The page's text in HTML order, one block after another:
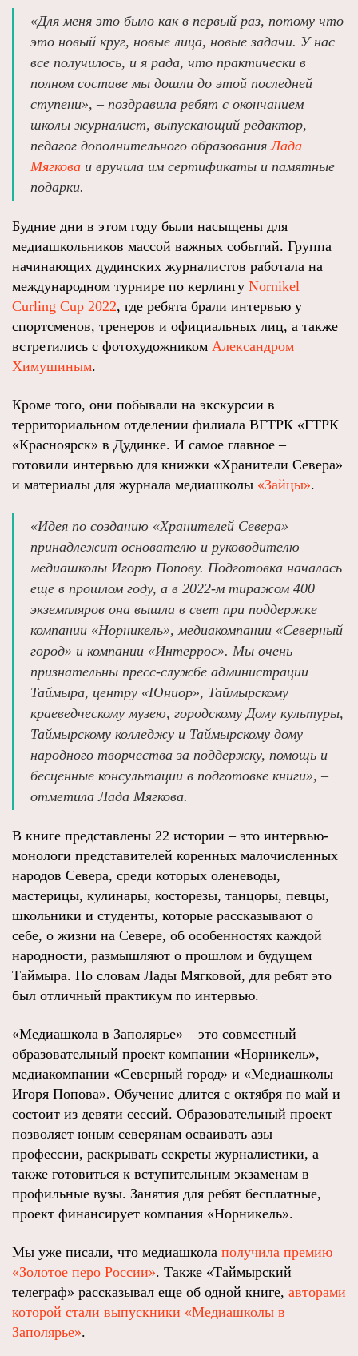
«Для меня это было как в первый раз, потому что
это новый круг, новые лица, новые задачи. У нас
все получилось, и я рада, что практически в
полном составе мы дошли до этой последней
ступени», – поздравила ребят с окончанием
школы журналист, выпускающий редактор,
педагог дополнительного образованияЛада
Мягкова и вручила им сертификаты и памятные
подарки.
Будние дни в этом году были насыщены для
медиашкольников массой важных событий. Группа
начинающих дудинских журналистов работала на
международном турнире по керлингу Nornikel
Curling Cup 2022, где ребята брали интервью у
спортсменов, тренеров и официальных лиц, а также
встретились с фотохудожником Александром
Химушиным.
Кроме того, они побывали на экскурсии в
территориальном отделении филиала ВГТРК «ГТРК
«Красноярск» в Дудинке. И самое главное –
готовили интервью для книжки «Хранители Севера»
и материалы для журнала медиашколы «Зайцы».
«Идея по созданию «Хранителей Севера»
принадлежит основателю и руководителю
медиашколы Игорю Попову. Подготовка началась
еще в прошлом году, а в 2022-м тиражом 400
экземпляров она вышла в свет при поддержке
компании «Норникель», медиакомпании «Северный
город» и компании «Интеррос». Мы очень
признательны пресс-службе администрации
Таймыра, центру «Юниор», Таймырскому
краеведческому музею, городскому Дому культуры,
Таймырскому колледжу и Таймырскому дому
народного творчества за поддержку, помощь и
бесценные консультации в подготовке книги», –
отметила Лада Мягкова.
В книге представлены 22 истории – это интервью-
монологи представителей коренных малочисленных
народов Севера, среди которых оленеводы,
мастерицы, кулинары, косторезы, танцоры, певцы,
школьники и студенты, которые рассказывают о
себе, о жизни на Севере, об особенностях каждой
народности, размышляют о прошлом и будущем
Таймыра. По словам Лады Мягковой, для ребят это
был отличный практикум по интервью.
«Медиашкола в Заполярье» – это совместный
образовательный проект компании «Норникель»,
медиакомпании «Северный город» и «Медиашколы
Игоря Попова». Обучение длится с октября по май и
состоит из девяти сессий. Образовательный проект
позволяет юным северянам осваивать азы
профессии, раскрывать секреты журналистики, а
также готовиться к вступительным экзаменам в
профильные вузы. Занятия для ребят бесплатные,
проект финансирует компания «Норникель».
Мы уже писали, что медиашкола получила премию
«Золотое перо России». Также «Таймырский
телеграф» рассказывал еще об одной книге, авторами
которой стали выпускники «Медиашколы в
Заполярье».